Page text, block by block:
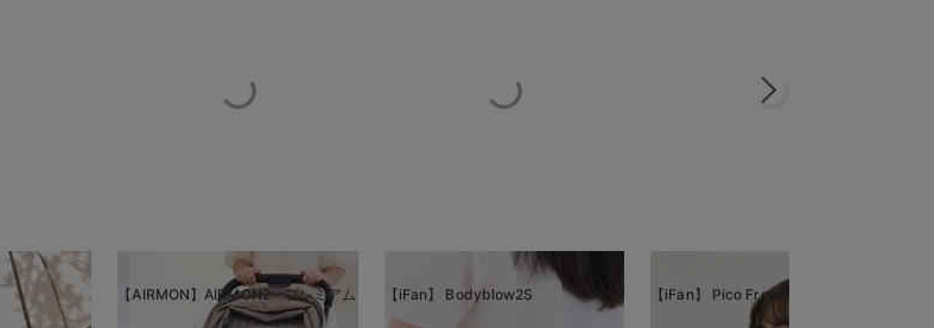
【AIRMON】AIRMON2 プレミアム 【iFan】 Bodyblow2S 【iFan】 Pico Freeze